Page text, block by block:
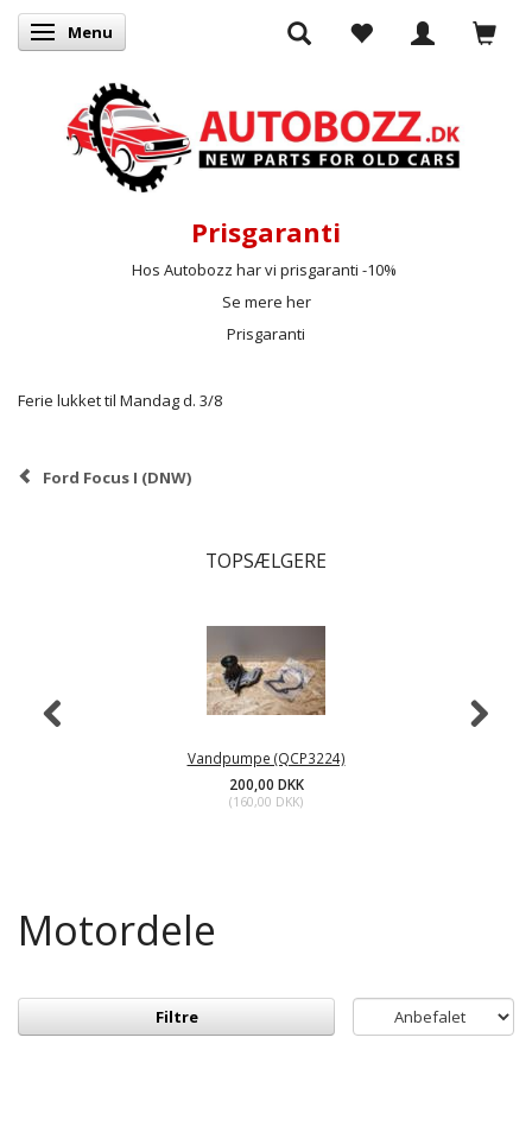
Skifte navigation
Menu
Prisgaranti
Hos Autobozz har vi prisgaranti -10%
Se mere her
Prisgaranti
Ferie lukket til Mandag d. 3/8
Ford Focus I (DNW)
TOPSÆLGERE
Vandpumpe (QCP3224)
200,00 DKK
(160,00 DKK)
Motordele
Filtre